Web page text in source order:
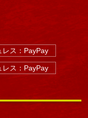
レス：PayPay
レス：PayPay